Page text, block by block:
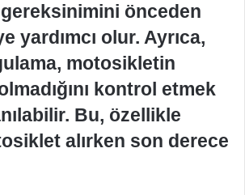
gereksinimini önceden
yardımcı olur. Ayrıca,
motosikletin
kontrol etmek
Bu, özellikle
alırken son derece